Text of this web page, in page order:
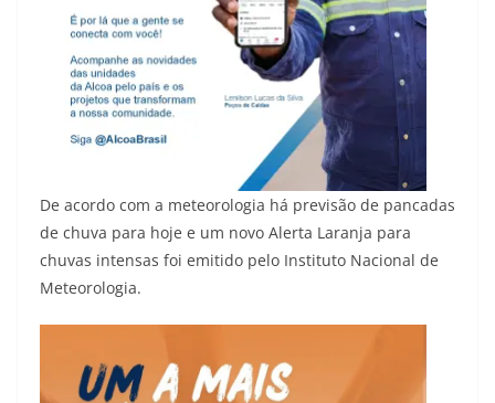
De acordo com a meteorologia há previsão de pancadas
de chuva para hoje e um novo Alerta Laranja para
chuvas intensas foi emitido pelo Instituto Nacional de
Meteorologia.